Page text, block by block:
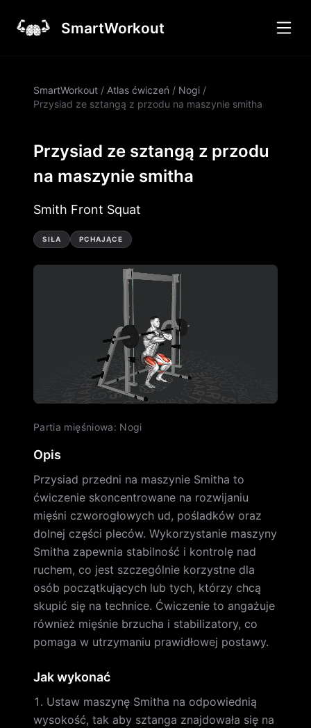
SmartWorkout
SmartWorkout / Atlas ćwiczeń / Nogi /
Przysiad ze sztangą z przodu na maszynie smitha
Przysiad ze sztangą z przodu
na maszynie smitha
Smith Front Squat
SIŁA PCHAJĄCE
Partia mięśniowa: Nogi
Opis
Przysiad przedni na maszynie Smitha to
ćwiczenie skoncentrowane na rozwijaniu
mięśni czworogłowych ud, pośladków oraz
dolnej części pleców. Wykorzystanie maszyny
Smitha zapewnia stabilność i kontrolę nad
ruchem, co jest szczególnie korzystne dla
osób początkujących lub tych, którzy chcą
skupić się na technice. Ćwiczenie to angażuje
również mięśnie brzucha i stabilizatory, co
pomaga w utrzymaniu prawidłowej postawy.
Jak wykonać
Ustaw maszynę Smitha na odpowiednią
wysokość, tak aby sztanga znajdowała się na